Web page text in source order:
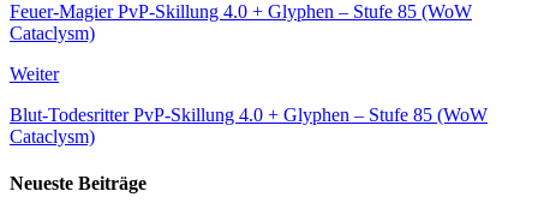
Feuer-Magier PvP-Skillung 4.0 + Glyphen – Stufe 85 (WoW
Cataclysm)
Weiter
Blut-Todesritter PvP-Skillung 4.0 + Glyphen – Stufe 85 (WoW
Cataclysm)
Neueste Beiträge